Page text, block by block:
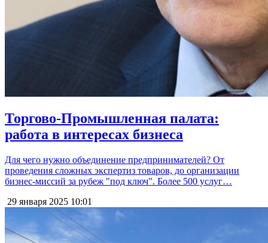
Торгово-Промышленная палата:
работа в интересах бизнеса
Для чего нужно объединение предпринимателей? От
проведения сложных экспертиз товаров, до организации
бизнес-миссий за рубеж "под ключ". Более 500 услуг…
29 января 2025 10:01